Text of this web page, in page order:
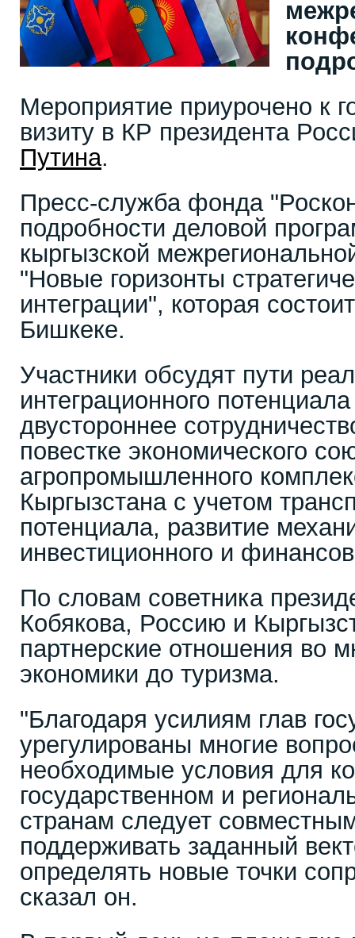
Мероприятие приурочено к
визиту в КР президента
Путина.
Пресс-служба фонда
подробности деловой
кыргызской
"Новые горизонты
интеграции", которая
Бишкеке.
Участники обсудят пути
интеграционного
двустороннее
повестке экономического
агропромышленного
Кыргызстана с учетом
потенциала, развитие
инвестиционного и
По словам советника
Кобякова, Россию и
партнерские отношения во
экономики до туризма.
"Благодаря усилиям глав
урегулированы многие
необходимые условия для
государственном и
странам следует
поддерживать заданный
определять новые точки
сказал он.